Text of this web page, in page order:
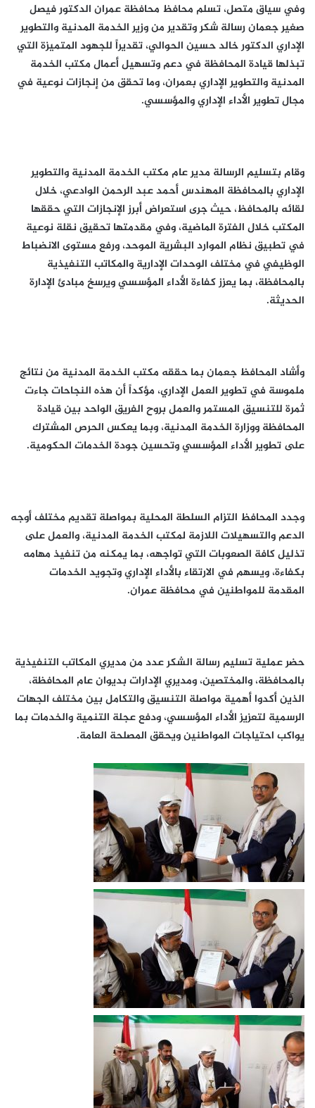
وفي سياق متصل، تسلم محافظ محافظة عمران الدكتور فيصل
صغير جعمان رسالة شكر وتقدير من وزير الخدمة المدنية والتطوير
الإداري الدكتور خالد حسين الحوالي، تقديراً للجهود المتميزة التي
تبذلها قيادة المحافظة في دعم وتسهيل أعمال مكتب الخدمة
المدنية والتطوير الإداري بعمران، وما تحقق من إنجازات نوعية في
مجال تطوير الأداء الإداري والمؤسسي.
وقام بتسليم الرسالة مدير عام مكتب الخدمة المدنية والتطوير
الإداري بالمحافظة المهندس أحمد عبد الرحمن الوادعي، خلال
لقائه بالمحافظ، حيث جرى استعراض أبرز الإنجازات التي حققها
المكتب خلال الفترة الماضية، وفي مقدمتها تحقيق نقلة نوعية
في تطبيق نظام الموارد البشرية الموحد، ورفع مستوى الانضباط
الوظيفي في مختلف الوحدات الإدارية والمكاتب التنفيذية
بالمحافظة، بما يعزز كفاءة الأداء المؤسسي ويرسخ مبادئ الإدارة
الحديثة.
وأشاد المحافظ جعمان بما حققه مكتب الخدمة المدنية من نتائج
ملموسة في تطوير العمل الإداري، مؤكداً أن هذه النجاحات جاءت
ثمرة للتنسيق المستمر والعمل بروح الفريق الواحد بين قيادة
المحافظة ووزارة الخدمة المدنية، وبما يعكس الحرص المشترك
على تطوير الأداء المؤسسي وتحسين جودة الخدمات الحكومية.
وجدد المحافظ التزام السلطة المحلية بمواصلة تقديم مختلف أوجه
الدعم والتسهيلات اللازمة لمكتب الخدمة المدنية، والعمل على
تذليل كافة الصعوبات التي تواجهه، بما يمكنه من تنفيذ مهامه
بكفاءة، ويسهم في الارتقاء بالأداء الإداري وتجويد الخدمات
المقدمة للمواطنين في محافظة عمران.
حضر عملية تسليم رسالة الشكر عدد من مديري المكاتب التنفيذية
بالمحافظة، والمختصين، ومديري الإدارات بديوان عام المحافظة،
الذين أكدوا أهمية مواصلة التنسيق والتكامل بين مختلف الجهات
الرسمية لتعزيز الأداء المؤسسي، ودفع عجلة التنمية والخدمات بما
يواكب احتياجات المواطنين ويحقق المصلحة العامة.